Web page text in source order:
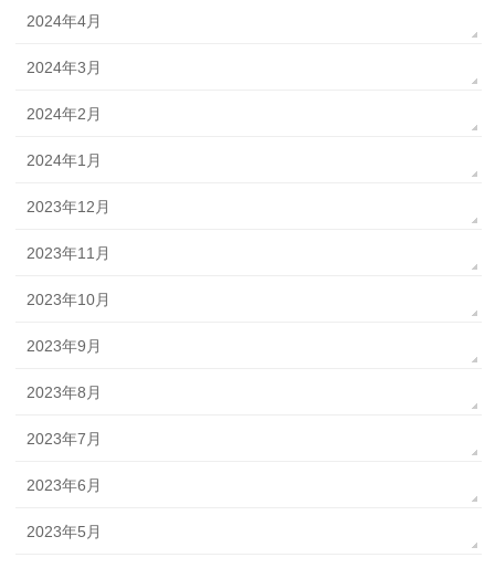
2024年4月
2024年3月
2024年2月
2024年1月
2023年12月
2023年11月
2023年10月
2023年9月
2023年8月
2023年7月
2023年6月
2023年5月